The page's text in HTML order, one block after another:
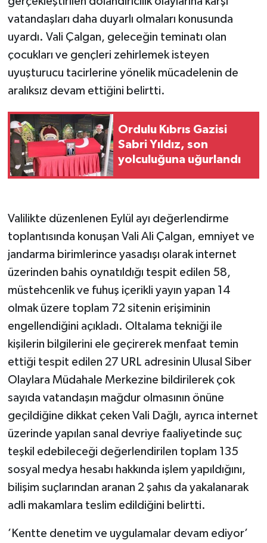
vatandaşları daha duyarlı olmaları konusunda
uyardı. Vali Çalgan, geleceğin teminatı olan
çocukları ve gençleri zehirlemek isteyen
uyuşturucu tacirlerine yönelik mücadelenin de
aralıksız devam ettiğini belirtti.
Ordulu Kıbrıs Gazisi
Sabri Yıldız, son
yolculuğuna uğurlandı
Valilikte düzenlenen Eylül ayı değerlendirme
toplantısında konuşan Vali Ali Çalgan, emniyet ve
jandarma birimlerince yasadışı olarak internet
üzerinden bahis oynatıldığı tespit edilen 58,
müstehcenlik ve fuhuş içerikli yayın yapan 14
olmak üzere toplam 72 sitenin erişiminin
engellendiğini açıkladı. Oltalama tekniği ile
kişilerin bilgilerini ele geçirerek menfaat temin
ettiği tespit edilen 27 URL adresinin Ulusal Siber
Olaylara Müdahale Merkezine bildirilerek çok
sayıda vatandaşın mağdur olmasının önüne
geçildiğine dikkat çeken Vali Dağlı, ayrıca internet
üzerinde yapılan sanal devriye faaliyetinde suç
teşkil edebileceği değerlendirilen toplam 135
sosyal medya hesabı hakkında işlem yapıldığını,
bilişim suçlarından aranan 2 şahıs da yakalanarak
adli makamlara teslim edildiğini belirtti.
’Kentte denetim ve uygulamalar devam ediyor’